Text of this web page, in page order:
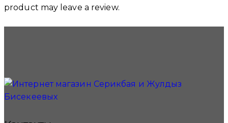
product may leave a review.